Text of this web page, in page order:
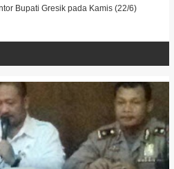
Bupati Gresik pada Kamis (22/6)